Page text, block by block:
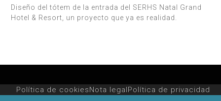
Diseño del tótem de la entrada del SERHS Natal Grand
Hotel & Resort, un proyecto que ya es realidad.
Política de cookiesNota legalPolítica de privacidad